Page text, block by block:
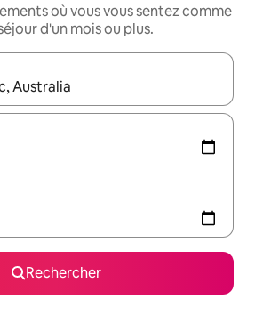
où vous vous sentez comme
d'un mois ou plus.
s'affichent, utilisez les flèches vers le
Rechercher